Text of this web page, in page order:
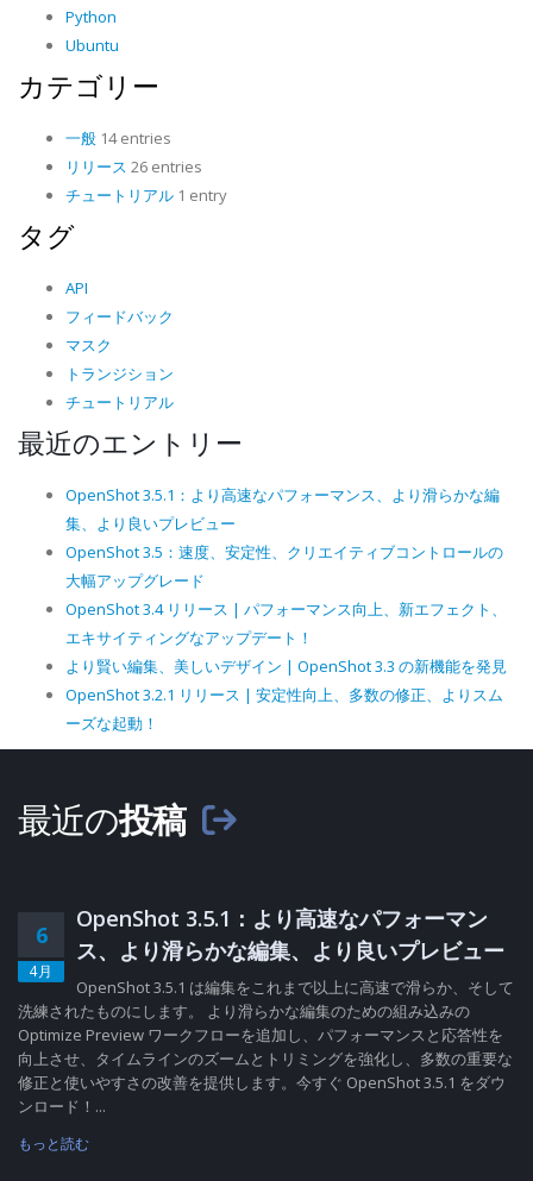
Python
Ubuntu
カテゴリー
一般 14 entries
リリース 26 entries
チュートリアル 1 entry
タグ
API
フィードバック
マスク
トランジション
チュートリアル
最近のエントリー
OpenShot 3.5.1：より高速なパフォーマンス、より滑らかな編
集、より良いプレビュー
OpenShot 3.5：速度、安定性、クリエイティブコントロールの
大幅アップグレード
OpenShot 3.4 リリース | パフォーマンス向上、新エフェクト、
エキサイティングなアップデート！
より賢い編集、美しいデザイン | OpenShot 3.3 の新機能を発見
OpenShot 3.2.1 リリース | 安定性向上、多数の修正、よりスム
ーズな起動！
最近の投稿
6
4月
OpenShot 3.5.1：より高速なパフォーマン
ス、より滑らかな編集、より良いプレビュー
OpenShot 3.5.1 は編集をこれまで以上に高速で滑らか、そして
洗練されたものにします。 より滑らかな編集のための組み込みの
Optimize Preview ワークフローを追加し、パフォーマンスと応答性を
向上させ、タイムラインのズームとトリミングを強化し、多数の重要な
修正と使いやすさの改善を提供します。今すぐ OpenShot 3.5.1 をダウ
ンロード！...
もっと読む